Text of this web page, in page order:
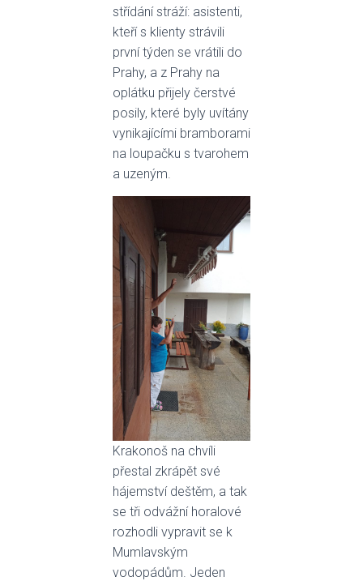
střídání stráží: asistenti,
kteří s klienty strávili
první týden se vrátili do
Prahy, a z Prahy na
oplátku přijely čerstvé
posily, které byly uvítány
vynikajícími bramborami
na loupačku s tvarohem
a uzeným.
Krakonoš na chvíli
přestal zkrápět své
hájemství deštěm, a tak
se tři odvážní horalové
rozhodli vypravit se k
Mumlavským
vodopádům. Jeden